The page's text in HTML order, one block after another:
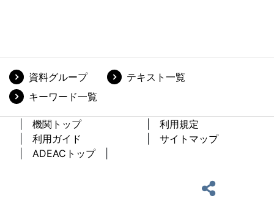
資料グループ
テキスト一覧
キーワード一覧
機関トップ
利用規定
利用ガイド
サイトマップ
ADEACトップ